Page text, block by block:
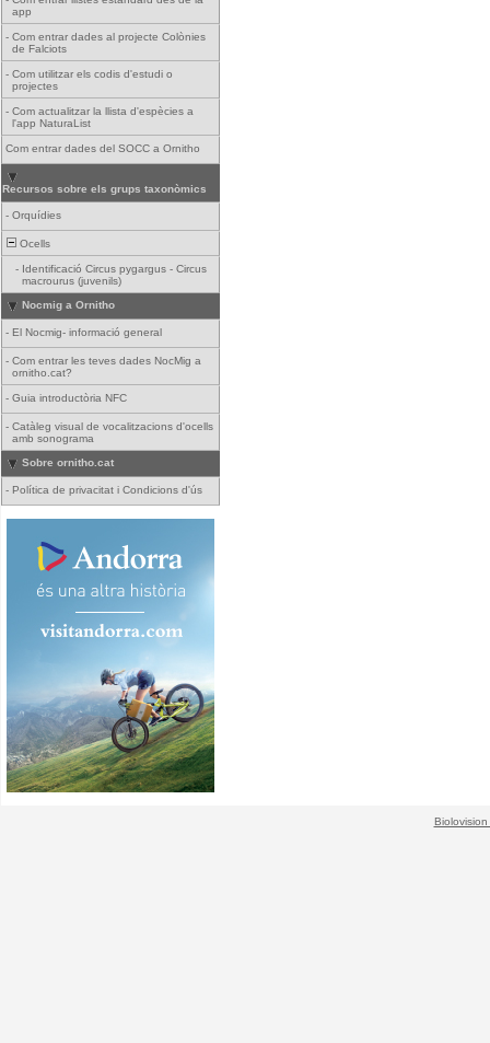
app
- Com entrar dades al projecte Colònies
de Falciots
- Com utilitzar els codis d'estudi o
projectes
- Com actualitzar la llista d'espècies a
l'app NaturaList
Com entrar dades del SOCC a Ornitho
Recursos sobre els grups taxonòmics
- Orquídies
Ocells
- Identificació Circus pygargus - Circus
macrourus (juvenils)
Nocmig a Ornitho
- El Nocmig- informació general
- Com entrar les teves dades NocMig a
ornitho.cat?
- Guia introductòria NFC
- Catàleg visual de vocalitzacions d'ocells
amb sonograma
Sobre ornitho.cat
- Política de privacitat i Condicions d'ús
Biolovision